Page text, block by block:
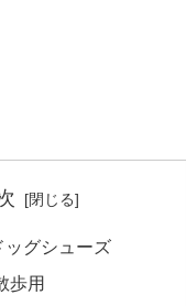
ッグシューズ
歩用